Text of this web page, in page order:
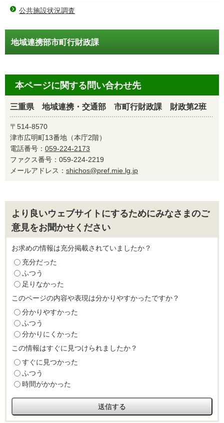
公共施設状況調査
地域連携部市町行財政課
本ページに関する問い合わせ先
三重県 地域連携・交通部 市町行財政課 財政第2班
〒514-8570
津市広明町13番地（本庁2階）
電話番号： 059-224-2173
ファクス番号：059-224-2219
メールアドレス： shichos@pref.mie.lg.jp
より良いウェブサイトにするためにみなさまのご
意見をお聞かせください
お求めの情報は充分掲載されていましたか？
充分だった
ふつう
足りなかった
このページの内容や表現は分かりやすかったですか？
分かりやすかった
ふつう
分かりにくかった
この情報はすぐに見つけられましたか？
すぐに見つかった
ふつう
時間がかかった